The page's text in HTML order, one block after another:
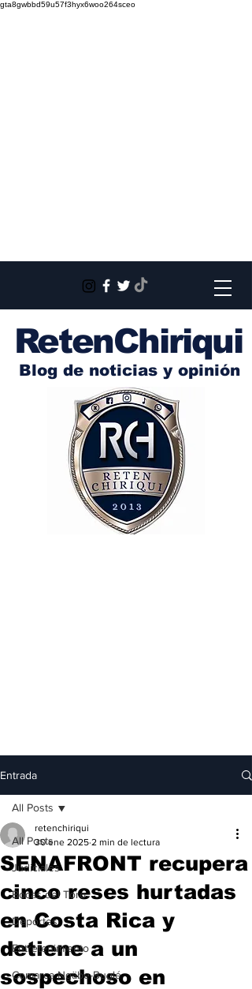
gta8gwbbd59u57f3hyx6woo264sceo
RetenChiriqui
Blog de noticias y opinión
Entrada
All Posts
Judiciales
Bocas del Toro
Deportes
Entretenimiento
Comarca Ngäbe-Buglé
All Posts
SENAFRONT recupera
cinco reses hurtadas
en Costa Rica y
detiene a un
sospechoso en
retenchiriqui
30 ene 2025 2 min de lectura